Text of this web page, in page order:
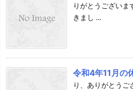
りがとうございま
きまし ...
令和4年11月の
り、ありがとうご